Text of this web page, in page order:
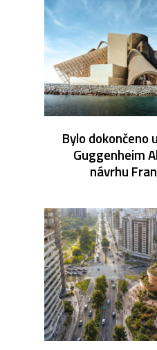
Bylo dokončeno
Guggenheim
návrhu